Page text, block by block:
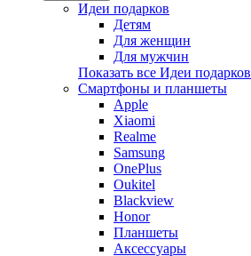
Идеи подарков
Детям
Для женщин
Для мужчин
Показать все Идеи подарков
Смартфоны и планшеты
Apple
Xiaomi
Realme
Samsung
OnePlus
Oukitel
Blackview
Honor
Планшеты
Аксессуары